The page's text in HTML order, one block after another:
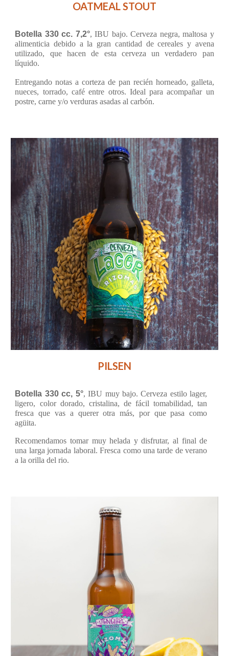
OATMEAL STOUT
Botella 330 cc. 7,2°, IBU bajo. Cerveza negra, maltosa y
alimenticia debido a la gran cantidad de cereales y avena
utilizado, que hacen de esta cerveza un verdadero pan
líquido.
Entregando notas a corteza de pan recién horneado, galleta,
nueces, torrado, café entre otros. Ideal para acompañar un
postre, carne y/o verduras asadas al carbón.
PILSEN
Botella 330 cc, 5°, IBU muy bajo. Cerveza estilo lager,
ligero, color dorado, cristalina, de fácil tomabilidad, tan
fresca que vas a querer otra más, por que pasa como
agüita.
Recomendamos tomar muy helada y disfrutar, al final de
una larga jornada laboral. Fresca como una tarde de verano
a la orilla del rio.